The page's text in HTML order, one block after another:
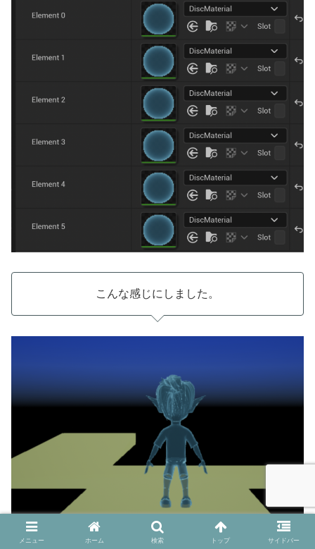
こんな感じにしました。
メニュー ホーム 検索 トップ サイドバー